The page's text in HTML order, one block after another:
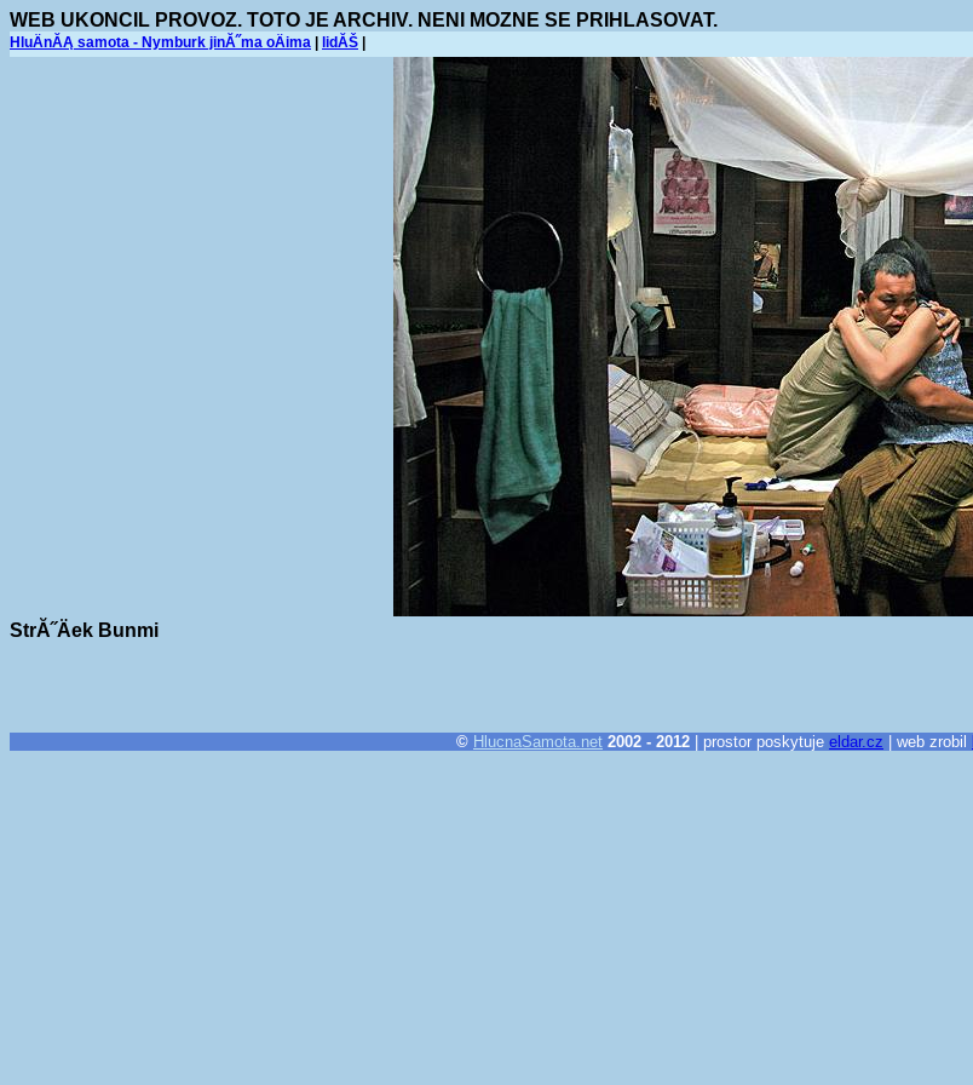
WEB UKONCIL PROVOZ. TOTO JE ARCHIV. NENI MOZNE SE PRIHLASOVAT.
HluÄnĂĄ samota - Nymburk jinĂ˝ma oÄima lidĂŠ
StrĂ˝Äek Bunmi
© HlucnaSamota.net 2002 - 2012 | prostor poskytuje eldar.cz | web zrobil